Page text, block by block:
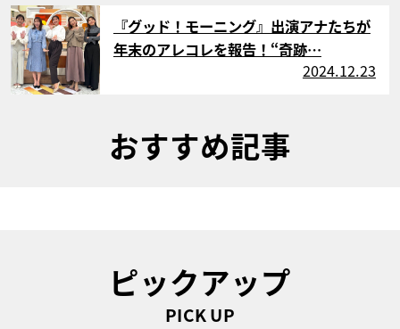
サムネイル
『グッド！モーニング』出演アナたちが
年末のアレコレを報告！“奇跡…
2024.12.23
おすすめ記事
ピックアップ
PICK UP